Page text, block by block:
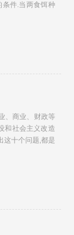
条件.当两食饵种
、商业、财政等
和社会主义改造
这十个问题,都是